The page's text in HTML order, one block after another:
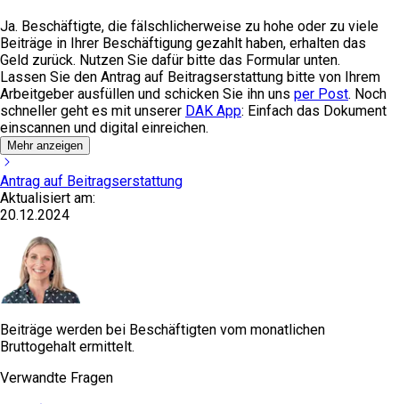
Ja. Beschäftigte, die fälschlicherweise zu hohe oder zu viele
Beiträge in Ihrer Beschäftigung gezahlt haben, erhalten das
Geld zurück. Nutzen Sie dafür bitte das Formular unten.
Lassen Sie den Antrag auf Beitragserstattung bitte von Ihrem
Arbeitgeber ausfüllen und schicken Sie ihn uns per Post. Noch
schneller geht es mit unserer DAK App: Einfach das Dokument
einscannen und digital einreichen.
Mehr anzeigen
Antrag auf Beitragserstattung
Aktualisiert am:
20.12.2024
Beiträge werden bei Beschäftigten vom monatlichen
Bruttogehalt ermittelt.
Verwandte Fragen